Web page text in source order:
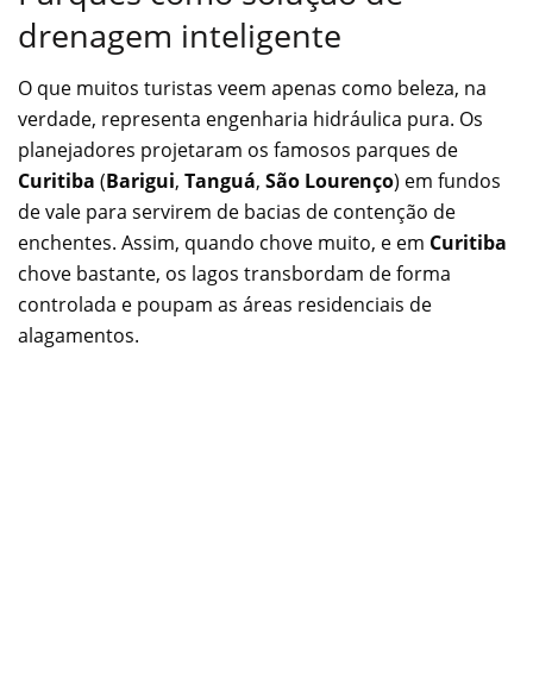
drenagem inteligente
O que muitos turistas veem apenas como beleza, na
verdade, representa engenharia hidráulica pura. Os
planejadores projetaram os famosos parques de
Curitiba (Barigui, Tanguá, São Lourenço) em fundos
de vale para servirem de bacias de contenção de
enchentes. Assim, quando chove muito, e em Curitiba
chove bastante, os lagos transbordam de forma
controlada e poupam as áreas residenciais de
alagamentos.